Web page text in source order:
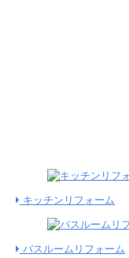
キッチンリフォーム
バスルームリフォーム